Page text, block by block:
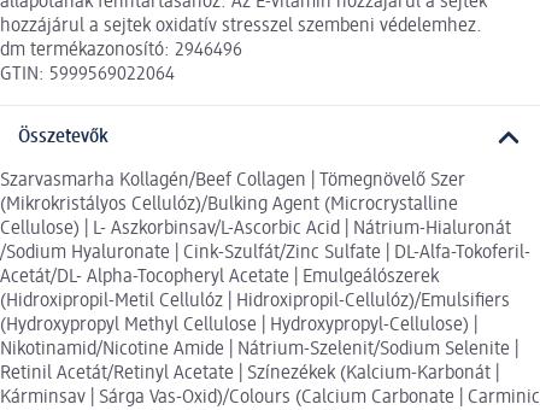
hozzájárul a sejtek oxidatív stresszel szembeni védelemhez.
dm termékazonosító: 2946496
GTIN: 5999569022064
Összetevők
Szarvasmarha Kollagén/Beef Collagen | Tömegnövelő Szer
(Mikrokristályos Cellulóz)/Bulking Agent (Microcrystalline
Cellulose) | L- Aszkorbinsav/L-Ascorbic Acid | Nátrium-Hialuronát
/Sodium Hyaluronate | Cink-Szulfát/Zinc Sulfate | DL-Alfa-Tokoferil-
Acetát/DL- Alpha-Tocopheryl Acetate | Emulgeálószerek
(Hidroxipropil-Metil Cellulóz | Hidroxipropil-Cellulóz)/Emulsifiers
(Hydroxypropyl Methyl Cellulose | Hydroxypropyl-Cellulose) |
Nikotinamid/Nicotine Amide | Nátrium-Szelenit/Sodium Selenite |
Retinil Acetát/Retinyl Acetate | Színezékek (Kalcium-Karbonát |
Kárminsav | Sárga Vas-Oxid)/Colours (Calcium Carbonate | Carminic